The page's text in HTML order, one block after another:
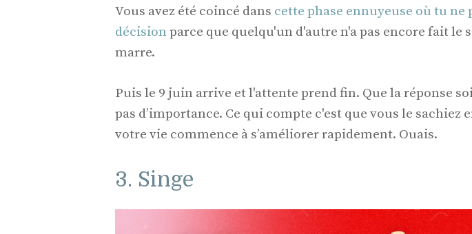
Vous avez été coincé dans cette phase ennuyeuse où tu ne
décision parce que quelqu'un d'autre n'a pas encore fait le
marre.
Puis le 9 juin arrive et l'attente prend fin. Que la réponse
pas d’importance. Ce qui compte c'est que vous le sachiez
votre vie commence à s’améliorer rapidement. Ouais.
3. Singe